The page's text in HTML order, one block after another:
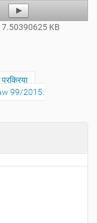
KB
99/2015: